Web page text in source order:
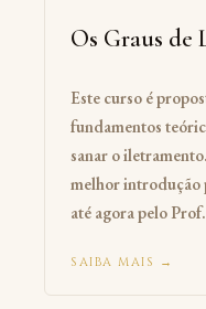
Os Graus de
Este curso é
fundamentos
sanar o
melhor introdução
até agora pelo
SAIBA MAIS →